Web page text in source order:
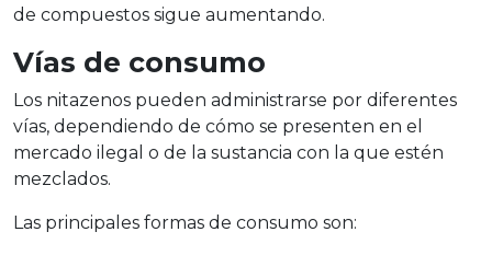
de compuestos sigue aumentando.
Vías de consumo
Los nitazenos pueden administrarse por diferentes
vías, dependiendo de cómo se presenten en el
mercado ilegal o de la sustancia con la que estén
mezclados.
Las principales formas de consumo son: